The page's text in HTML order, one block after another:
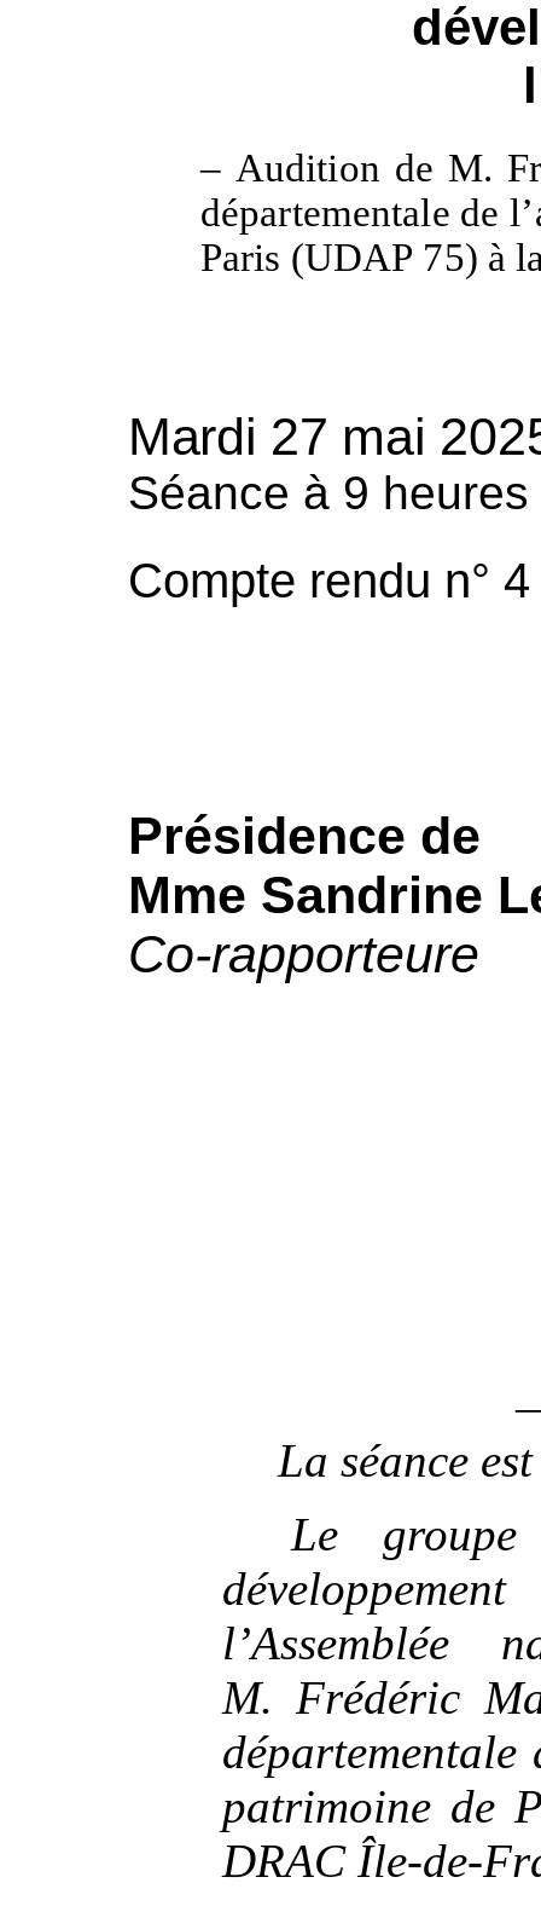
– Audition de M.
départementale de
Paris (UDAP 75) à
Mardi 27 mai
Séance à 9 heures
Compte rendu n° 4
Présidence de
Mme Sandrine
Co-rapporteure
La séance
Le
l’Assemblée
M. Frédéric
départementale
patrimoine de
DRAC Île-de-